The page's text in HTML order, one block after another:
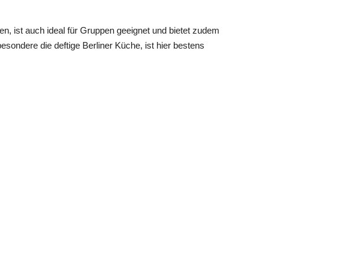
ist auch ideal für Gruppen geeignet und bietet zudem
die deftige Berliner Küche, ist hier bestens